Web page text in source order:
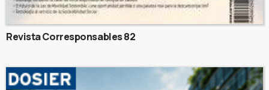
Revista Corresponsables 82